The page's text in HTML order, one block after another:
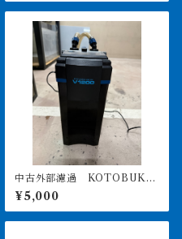
中古外部濾過 KOTOBUKI
POWERBOX V1200 引き取
り限定
¥5,000